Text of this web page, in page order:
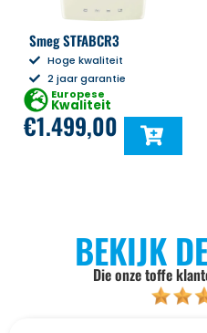
Smeg STFABCR3
Hoge kwaliteit
2 jaar garantie
Europese
Kwaliteit
€1.499,00
BEKIJK
Die onze toffe